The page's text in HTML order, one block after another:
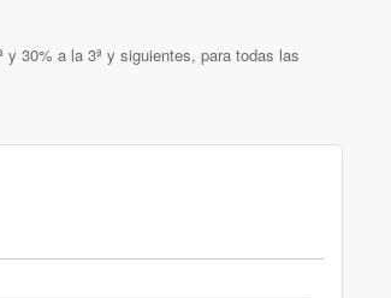
y 30% a la 3ª y siguientes, para todas las